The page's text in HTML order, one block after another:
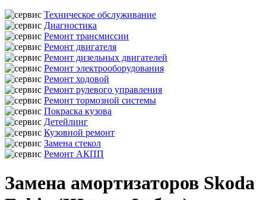
Техническое обслуживание
Диагностика
Ремонт трансмиссии
Ремонт двигателя
Ремонт дизельных двигателей
Ремонт электрооборудования
Ремонт ходовой
Ремонт рулевого управления
Ремонт тормозной системы
Покраска кузова
Детейлинг
Кузовной ремонт
Замена стекол
Ремонт АКПП
Замена амортизаторов Skoda